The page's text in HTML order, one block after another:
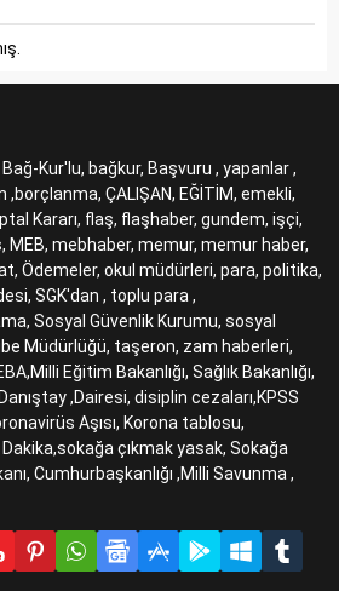
Kur'lu, bağkur, Başvuru , yapanlar ,
ÇALIŞAN, EĞİTİM, emekli,
Kararı, flaş, flaşhaber, gundem, işçi,
MEB, mebhaber, memur, memur haber,
Ödemeler, okul müdürleri, para, politika,
SGK'dan , toplu para ,
Sosyal Güvenlik Kurumu, sosyal
Müdürlüğü, taşeron, zam haberleri,
Eğitim Bakanlığı, Sağlık Bakanlığı,
,Dairesi, disiplin cezaları,KPSS
Aşısı, Korona tablosu,
çıkmak yasak, Sokağa
Cumhurbaşkanlığı ,Milli Savunma ,